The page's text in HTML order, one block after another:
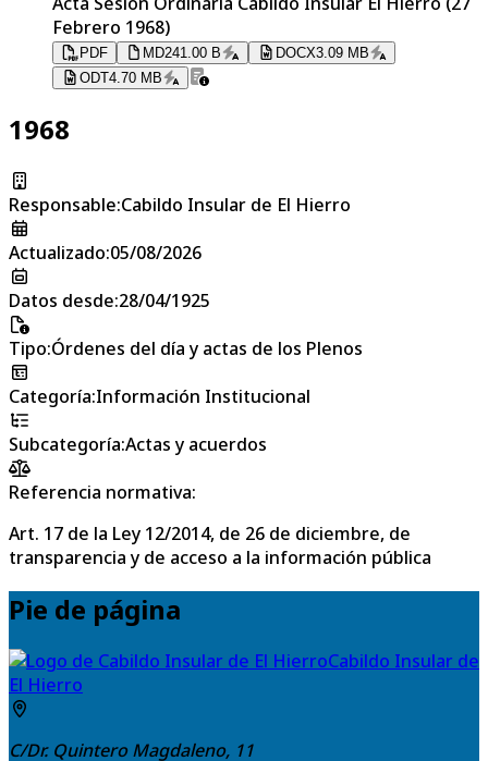
Febrero 1968)
PDF MD241.00 B DOCX3.09 MB
ODT4.70 MB
1968
Responsable:Cabildo Insular de El Hierro
Actualizado:05/08/2026
Datos desde:28/04/1925
Tipo:Órdenes del día y actas de los Plenos
Categoría:Información Institucional
Subcategoría:Actas y acuerdos
Referencia normativa:
Art. 17 de la Ley 12/2014, de 26 de diciembre, de
transparencia y de acceso a la información pública
Pie de página
Cabildo Insular de
El Hierro
C/Dr. Quintero Magdaleno, 11